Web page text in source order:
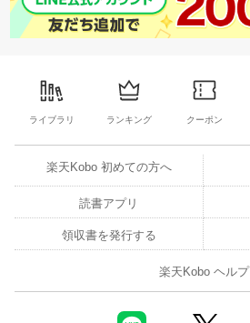
ライブラリ ランキング クーポン
楽天Kobo 初めての方へ
読書アプリ
領収書を発行する
楽天Kobo ヘルプ